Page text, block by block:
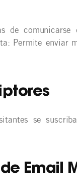
de comunicarse
Permite enviar
se
Email